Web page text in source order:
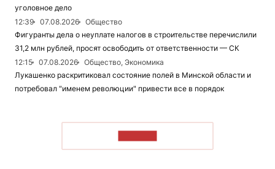
уголовное дело
12:39
07.08.2026
Общество
Фигуранты дела о неуплате налогов в строительстве перечислили
31,2 млн рублей, просят освободить от ответственности — СК
12:15
07.08.2026
Общество, Экономика
Лукашенко раскритиковал состояние полей в Минской области и
потребовал "именем революции" привести все в порядок